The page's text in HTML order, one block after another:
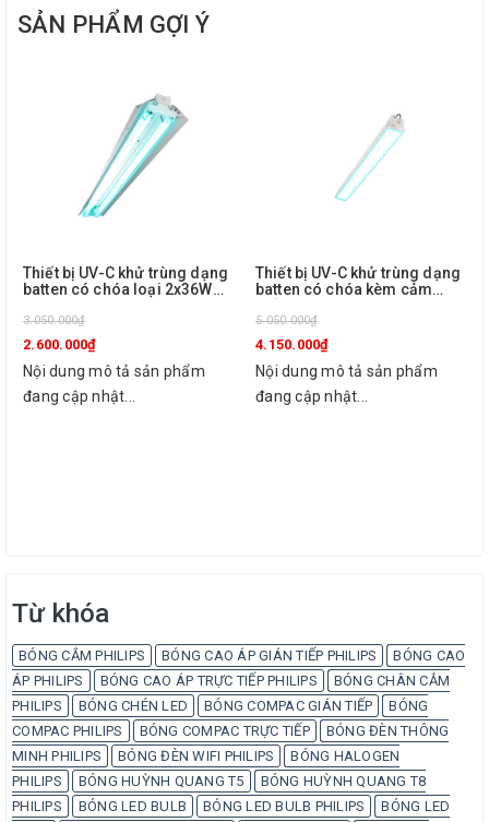
SẢN PHẨM GỢI Ý
Thiết bị UV-C khử trùng dạng
batten có chóa loại 2x36W
R Philips
3.050.000₫
2.600.000₫
Nội dung mô tả sản phẩm
đang cập nhật...
Thiết bị UV-C khử trùng dạng
batten có chóa kèm cảm
1X36W TUV SLV/6 R Sensor
Philips
5.050.000₫
4.150.000₫
Nội dung mô tả sản phẩm
đang cập nhật...
Từ khóa
BÓNG CẮM PHILIPS BÓNG CAO ÁP GIÁN TIẾP PHILIPS
BÓNG CAO
ÁP PHILIPS
BÓNG CAO ÁP TRỰC TIẾP PHILIPS
BÓNG CHÂN CẮM
PHILIPS
BÓNG CHÉN LED BÓNG COMPAC GIÁN TIẾP
BÓNG
COMPAC PHILIPS
BÓNG COMPAC TRỰC TIẾP
BÓNG ĐÈN THÔNG
MINH PHILIPS
BÓNG ĐÈN WIFI PHILIPS
BÓNG HALOGEN
PHILIPS
BÓNG HUỲNH QUANG T5
BÓNG HUỲNH QUANG T8
PHILIPS
BÓNG LED BULB BÓNG LED BULB PHILIPS
BÓNG LED